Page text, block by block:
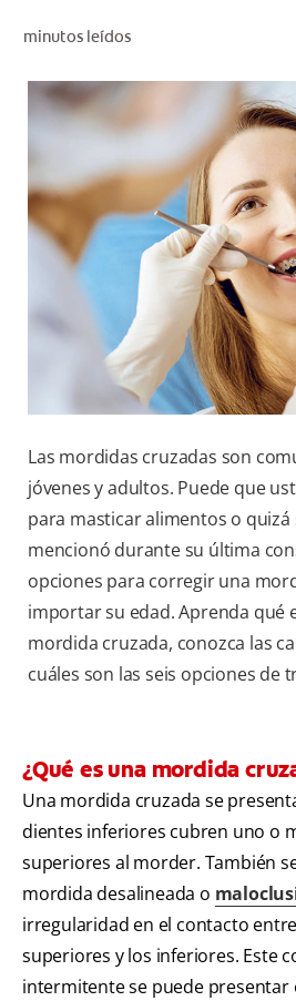
minutos leídos
Las mordidas cruzadas son
jóvenes y adultos. Puede que
para masticar alimentos o
mencionó durante su última
opciones para corregir una
importar su edad. Aprenda qué
mordida cruzada, conozca las
cuáles son las seis opciones de
¿Qué es una mordida
Una mordida cruzada se
dientes inferiores cubren uno o
superiores al morder. También
mordida desalineada o
irregularidad en el contacto
superiores y los inferiores. Este
intermitente se puede presentar